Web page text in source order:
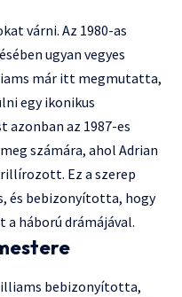
várni. Az 1980-as
ugyan vegyes
már itt megmutatta,
egy ikonikus
az 1987-es
számára, ahol Adrian
Ez a szerep
és bebizonyította, hogy
a háború drámájával.
bebizonyította,